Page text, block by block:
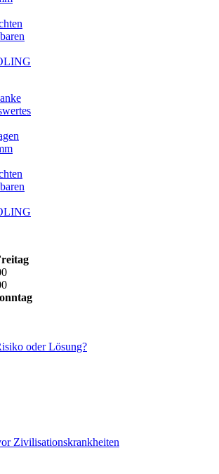
oder Lösung?
Zivilisationskrankheiten